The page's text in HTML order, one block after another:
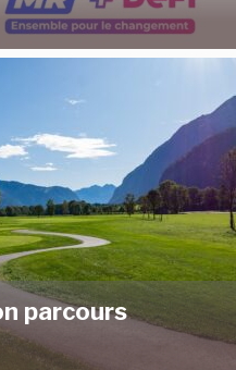
parcours